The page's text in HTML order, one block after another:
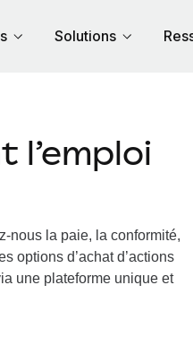
Solutions
l’emploi
nous la paie, la conformité,
options d’achat d’actions
une plateforme unique et